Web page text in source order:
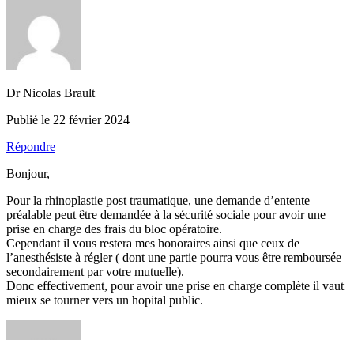
Dr Nicolas Brault
Publié le 22 février 2024
Répondre
Bonjour,
Pour la rhinoplastie post traumatique, une demande d’entente
préalable peut être demandée à la sécurité sociale pour avoir une
prise en charge des frais du bloc opératoire.
Cependant il vous restera mes honoraires ainsi que ceux de
l’anesthésiste à régler ( dont une partie pourra vous être remboursée
secondairement par votre mutuelle).
Donc effectivement, pour avoir une prise en charge complète il vaut
mieux se tourner vers un hopital public.